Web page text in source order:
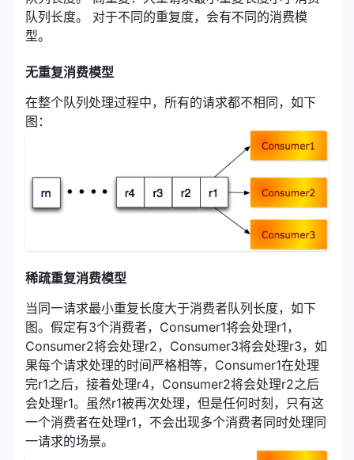
队列长度。 对于不同的重复度，会有不同的消费模
型。
无重复消费模型
在整个队列处理过程中，所有的请求都不相同，如下
图：
稀疏重复消费模型
当同一请求最小重复长度大于消费者队列长度，如下
图。假定有3个消费者，Consumer1将会处理r1，
Consumer2将会处理r2，Consumer3将会处理r3，如
果每个请求处理的时间严格相等，Consumer1在处理
完r1之后，接着处理r4，Consumer2将会处理r2之后
会处理r1。虽然r1被再次处理，但是任何时刻，只有这
一个消费者在处理r1，不会出现多个消费者同时处理同
一请求的场景。